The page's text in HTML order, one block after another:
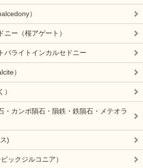
）
ー（桜アゲート）
バライトインカルセドニー
）
・カンボ隕石・隕鉄・鉄隕石・メテオラ
)
ックジルコニア）